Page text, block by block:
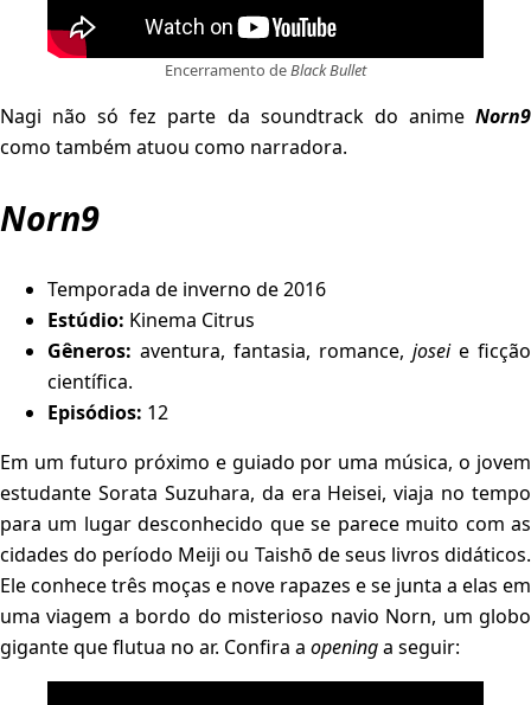
Encerramento deBlack Bullet
Nagi não só fez parte da soundtrack do anime Norn9
como também atuou como narradora.
Norn9
Temporada de inverno de 2016
Estúdio: Kinema Citrus
Gêneros: aventura, fantasia, romance, joseie ficção
científica.
Episódios: 12
Em um futuro próximo e guiado por uma música, o jovem
estudante Sorata Suzuhara, da era Heisei, viaja no tempo
para um lugar desconhecido que se parece muito com as
cidades do período Meiji ou Taishō de seus livros didáticos.
Ele conhece três moças e nove rapazes e se junta a elas em
uma viagem a bordo do misterioso navio Norn, um globo
gigante que flutua no ar. Confira a openinga seguir: